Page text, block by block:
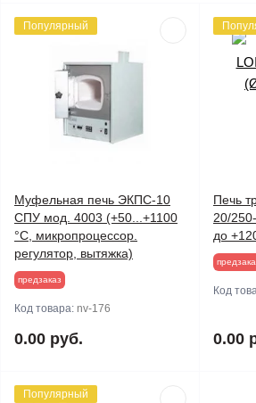
Популярный
Муфельная печь ЭКПС-10
СПУ мод. 4003 (+50...+1100
°С, микропроцессор.
регулятор, вытяжка)
предзаказ
Код товара: nv-176
0.00 руб.
Печь
20/
до
Код
0.00
Популярный